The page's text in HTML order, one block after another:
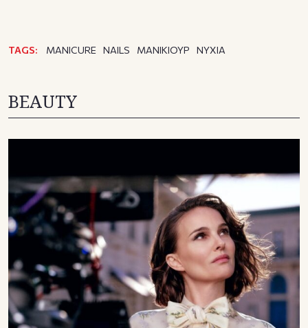
TAGS: MANICURE NAILS ΜΑΝΙΚΙΟΥΡ ΝΥΧΙΑ
BEAUTY